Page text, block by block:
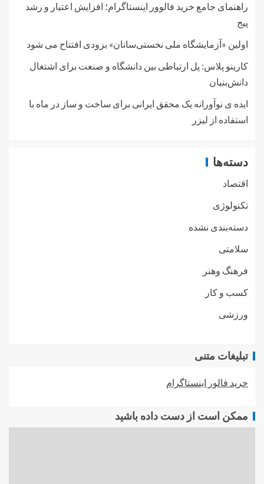
راهنمای جامع خرید فالوور اینستاگرام؛ افزایش اعتبار و رشد
پیج
اولین «آزمایشگاه ملی نخستی‌سانان» بزودی افتتاح می شود
کارینو پلاس: پل ارتباطی بین دانشگاه و صنعت برای اشتغال
دانش‌بنیان
ایده ی نوآورانه یک محقق ایرانی برای ساخت و ساز در ماه با
استفاده از لیزر
دسته‌ها
اقتصاد
تکنولوژی
دسته‌بندی نشده
سلامتی
فرهنگ وهنر
کسب و کار
ورزشی
تبلیغات متنی
خرید فالور اینستاگرام
ممکن است از دست داده باشید